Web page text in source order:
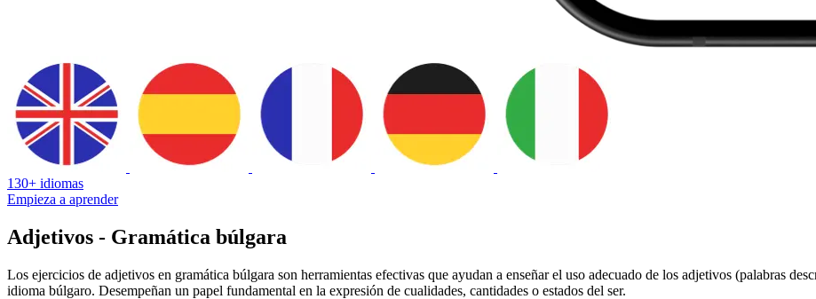
130+ idiomas
Empieza a aprender
Adjetivos - Gramática búlgara
Los ejercicios de adjetivos en gramática búlgara son herramientas efectivas que ayudan a enseñar el uso adecuado de los adjetivos (palabras
idioma búlgaro. Desempeñan un papel fundamental en la expresión de cualidades, cantidades o estados del ser.